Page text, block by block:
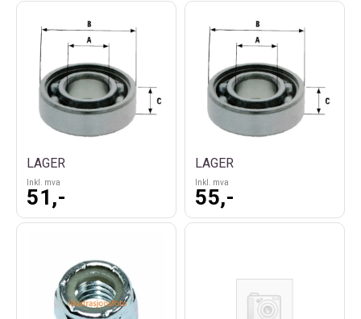
LAGER
Inkl. mva
51,-
LAGER
Inkl. mva
55,-